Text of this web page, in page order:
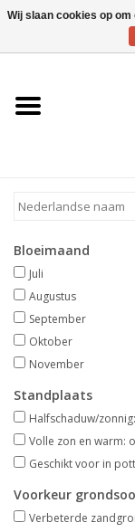
Home
Voorjaarsbloeiers
Zomerbloeiers
Herfstbloeiers
Schaduwplanten
Aanbiedingen
Bodemverbetering
Overige producten
Bloeimaand
Juli
Augustus
September
Oktober
November
Standplaats
Halfschaduw/
Volle zon en warm:
Geschikt voor in
Voorkeur
Verbeterde
Wij slaan cookies op